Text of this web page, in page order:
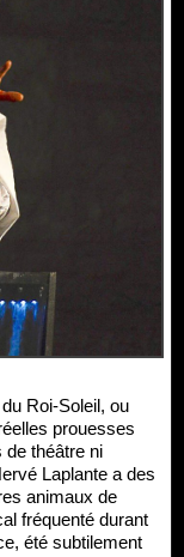
prouesses
de théâtre ni
Laplante a des
animaux de
fréquenté durant
été subtilement